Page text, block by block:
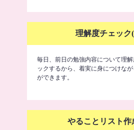
理解度チェック
毎日、前日の勉強内容について理
ックするから、着実に身につけな
ができます。
やることリスト作